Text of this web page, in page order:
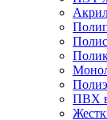
ПВХ